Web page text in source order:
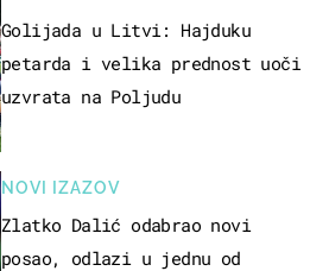
Golijada u Litvi: Hajduku
petarda i velika prednost uoči
uzvrata na Poljudu
NOVI IZAZOV
Zlatko Dalić odabrao novi
posao, odlazi u jednu od